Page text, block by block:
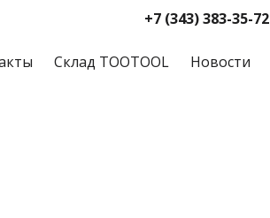
+7 (343) 383-35-72
Склад TOOTOOL Новости